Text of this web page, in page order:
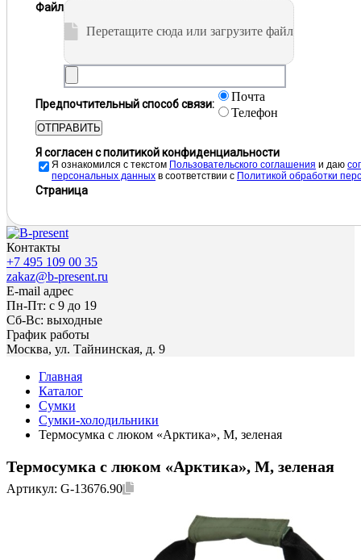
Файл
Перетащите сюда или загрузите файл
Предпочтительный способ связи:
Почта
Телефон
ОТПРАВИТЬ
Я согласен с политикой конфиденциальности
Я ознакомился с текстом Пользовательского соглашения и даю
персональных данных в соответствии с Политикой обработки
Страница
Контакты
+7 495 109 00 35
zakaz@b-present.ru
E-mail адрес
Пн-Пт: с 9 до 19
Сб-Вс: выходные
График работы
Москва, ул. Тайнинская, д. 9
Главная
Каталог
Сумки
Сумки-холодильники
Термосумка с люком «Арктика», M, зеленая
Термосумка с люком «Арктика», M, зеленая
Артикул: G-13676.90